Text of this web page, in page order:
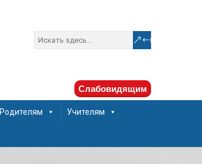
Слабовидящим
Родителям Учителям